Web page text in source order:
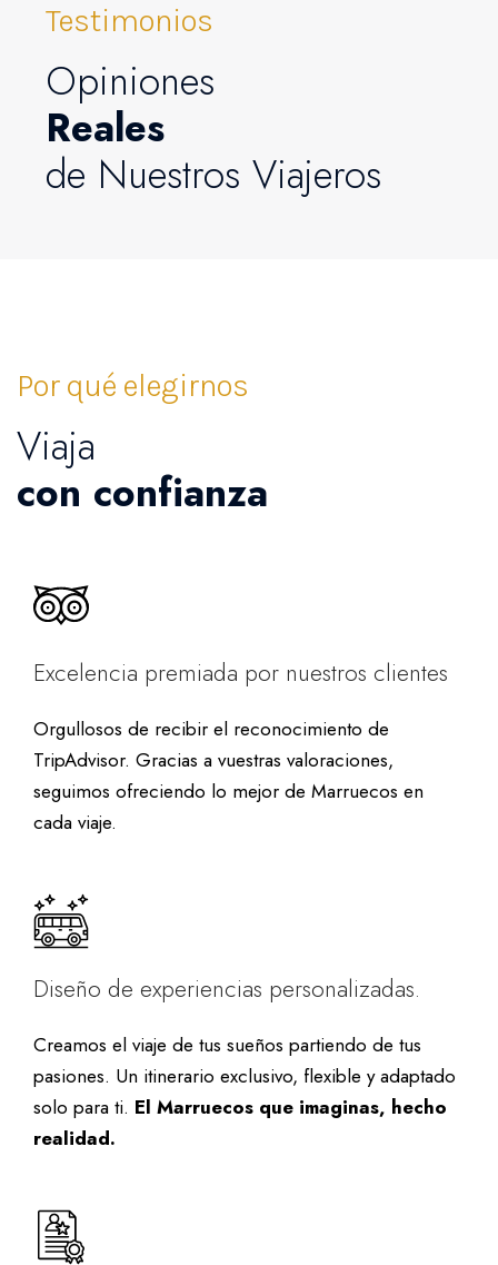
Testimonios
Opiniones
Reales
de Nuestros Viajeros
Por qué elegirnos
Viaja
con confianza
Excelencia premiada por nuestros clientes
Orgullosos de recibir el reconocimiento de
TripAdvisor. Gracias a vuestras valoraciones,
seguimos ofreciendo lo mejor de Marruecos en
cada viaje.
Diseño de experiencias personalizadas.
Creamos el viaje de tus sueños partiendo de tus
pasiones. Un itinerario exclusivo, flexible y adaptado
solo para ti. El Marruecos que imaginas, hecho
realidad.